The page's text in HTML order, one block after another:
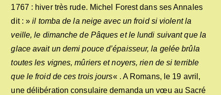
1767 : hiver très rude. Michel Forest dans ses Annales
dit : »il tomba de la neige avec un froid si violent la
veille, le dimanche de Pâques et le lundi suivant que la
glace avait un demi pouce d’épaisseur, la gelée brûla
toutes les vignes, mûriers et noyers, rien de si terrible
que le froid de ces trois jours« . A Romans, le 19 avril,
une délibération consulaire demanda un vœu au Sacré